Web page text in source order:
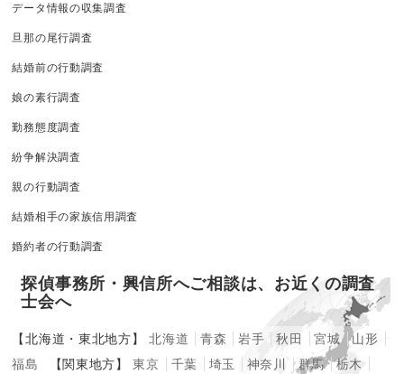
データ情報の収集調査
旦那の尾行調査
結婚前の行動調査
娘の素行調査
勤務態度調査
紛争解決調査
親の行動調査
結婚相手の家族信用調査
婚約者の行動調査
探偵事務所・興信所へご相談は、お近くの調査
士会へ
【北海道・東北地方】 北海道 青森 岩手 秋田 宮城
山形
福島
【関東地方】 東京 千葉 埼玉 神奈川 群馬
栃木